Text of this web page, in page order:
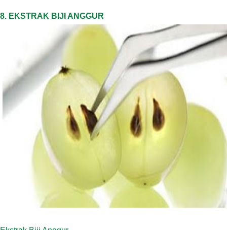
8. EKSTRAK BIJI ANGGUR